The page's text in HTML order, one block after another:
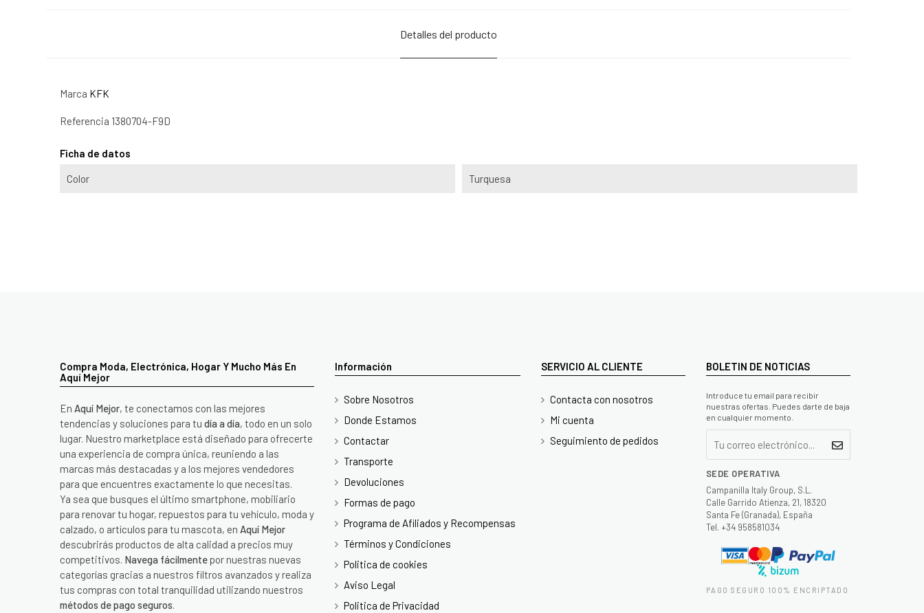
Detalles del producto
Marca KFK
Referencia 1380704-F9D
Ficha de datos
Color Turquesa
Compra Moda, Electrónica, Hogar Y Mucho Más En
Aquí Mejor
En Aquí Mejor, te conectamos con las mejores
tendencias y soluciones para tu día a día, todo en un solo
lugar. Nuestro marketplace está diseñado para ofrecerte
una experiencia de compra única, reuniendo a las
marcas más destacadas y a los mejores vendedores
para que encuentres exactamente lo que necesitas.
Ya sea que busques el último smartphone, mobiliario
para renovar tu hogar, repuestos para tu vehículo, moda y
calzado, o artículos para tu mascota, en Aquí Mejor
descubrirás productos de alta calidad a precios muy
competitivos. Navega fácilmente por nuestras nuevas
categorías gracias a nuestros filtros avanzados y realiza
tus compras con total tranquilidad utilizando nuestros
métodos de pago seguros.
Información
Sobre Nosotros
Donde Estamos
Contactar
Transporte
Devoluciones
Formas de pago
Programa de Afiliados y Recompensas
Términos y Condiciones
Politica de cookies
Aviso Legal
Politica de Privacidad
SERVICIO AL CLIENTE
Contacta con nosotros
Mi cuenta
Seguimiento de pedidos
BOLETIN DE NOTICIAS
Introduce tu email para recibir
nuestras ofertas. Puedes darte de baja
en cualquier momento.
SEDE OPERATIVA
Campanilla Italy Group, S.L.
Calle Garrido Atienza, 21, 18320
Santa Fe (Granada), España
Tel. +34 958581034
PAGO SEGURO 100% ENCRIPTADO